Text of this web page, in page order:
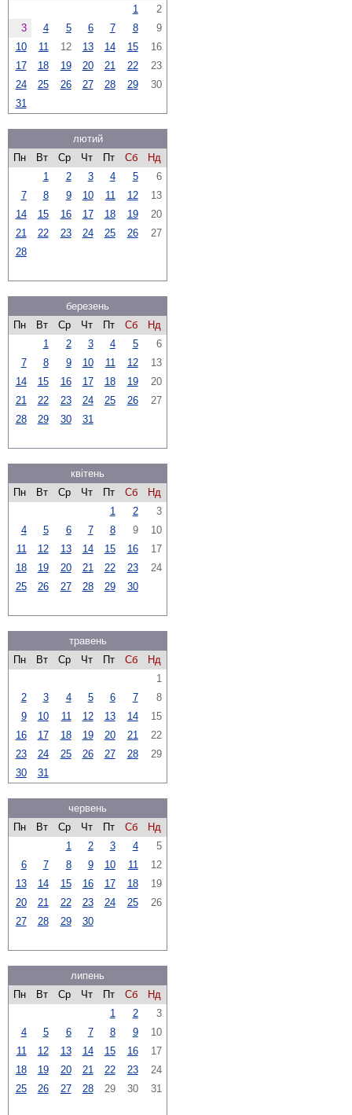
1
2
3
4 5 6 7 8
9
10
11 12 13 14 15
16
17
18 19 20 21 22
23
24
25 26 27 28 29
30
31
лютий
Пн
Вт Ср Чт Пт Сб
Нд
1
2 3 4 5
6
7
8 9 10 11 12
13
14
15 16 17 18 19
20
21
22 23 24 25 26
27
28
березень
Пн
Вт Ср Чт Пт Сб
Нд
1
2 3 4 5
6
7
8 9 10 11 12
13
14
15 16 17 18 19
20
21
22 23 24 25 26
27
28
29 30 31
квітень
Пн
Вт Ср Чт Пт Сб
Нд
1
2
3
4
5 6 7 8 9
10
11
12 13 14 15 16
17
18
19 20 21 22 23
24
25
26 27 28 29 30
травень
Пн
Вт Ср Чт Пт Сб
Нд
1
2
3 4 5 6 7
8
9
10 11 12 13 14
15
16
17 18 19 20 21
22
23
24 25 26 27 28
29
30
31
червень
Пн
Вт Ср Чт Пт Сб
Нд
1
2 3 4
5
6
7 8 9 10 11
12
13
14 15 16 17 18
19
20
21 22 23 24 25
26
27
28 29 30
липень
Пн
Вт Ср Чт Пт Сб
Нд
1
2
3
4
5 6 7 8 9
10
11
12 13 14 15 16
17
18
19 20 21 22 23
24
25
26 27 28 29 30 31